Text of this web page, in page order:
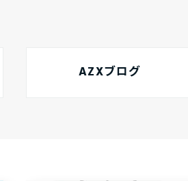
AZXブログ